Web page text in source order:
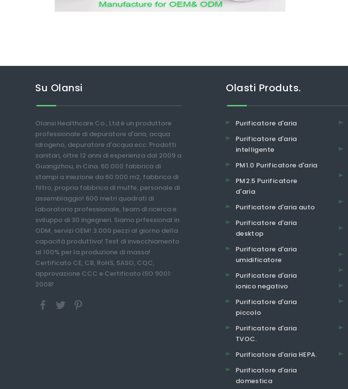
Su Olansi
Olansi Healthcare Co., Ltd è un produttore
professionale di depuratore d'aria, acqua
idrogeno, depuratore d'acqua ecc. Prodotti
sanitari, oltre 12 anni di esperienza dal 2009 a
Guangzhou, in Cina. 60.000 fabbrica di
stampi a iniezione da 60.000 m2, fabbrica di
filtro, propria fabbrica di muffe, personale di
assemblaggio! 600 metri quadrati di
laboratorio professionale, team di ricerca e
sviluppo di 30 ingegneri. Siamo prfessional in
ODM, servizi OEM! 3.000 pezzi al giorno della
capacità produttiva! Test di invecchiamento
al 100% per la produzione di massa!
Certificato CE, CB, RoHS, SASO, CQC,
approvazione CCC e Certificato ISO 9001:
2008!
Olasti Produts.
Purificatore d'aria
Purificatore d'aria
intelligente
PM1.0 Purificatore d'aria
PM2.5 Purificatore
d'aria
Purificatore d'aria auto
Purificatore d'aria
desktop
Purificatore d'aria
umidificatore
Purificatore d'aria
ionico negativo
Purificatore d'aria
piccolo
Purificatore d'aria
TVOC.
Purificatore d'aria HEPA.
Purificatore d'aria
domestica